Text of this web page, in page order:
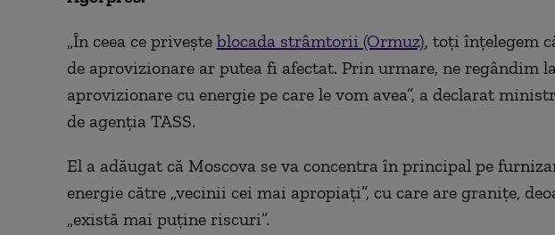
„În ceea ce priveşte blocada strâmtorii (Ormuz), toţi înţelegem
de aprovizionare ar putea fi afectat. Prin urmare, ne regândim
aprovizionare cu energie pe care le vom avea”, a declarat
de agenţia TASS.
El a adăugat că Moscova se va concentra în principal pe
energie către „vecinii cei mai apropiaţi”, cu care are graniţe,
„există mai puţine riscuri”.